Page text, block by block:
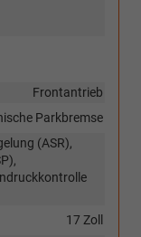
Frontantrieb
Parkbremse
(ASR),
17 Zoll